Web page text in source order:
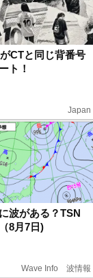
CTと同じ背番号
ト！
Japan
波がある？TSN
8月7日)
Wave Info 波情報